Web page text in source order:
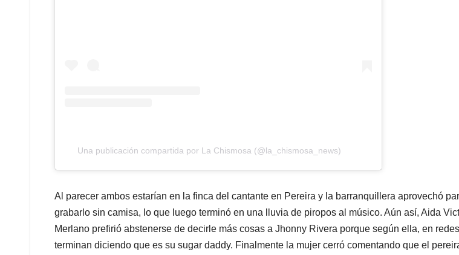
Una publicación compartida por La Chismosa (@la_chismosa_news)
Al parecer ambos estarían en la finca del cantante en Pereira y la barranquillera aprovechó
grabarlo sin camisa, lo que luego terminó en una lluvia de piropos al músico. Aún así, Aida
Merlano prefirió abstenerse de decirle más cosas a Jhonny Rivera porque según ella, en redes
terminan diciendo que es su sugar daddy. Finalmente la mujer cerró comentando que el